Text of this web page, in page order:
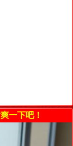
一下吧！